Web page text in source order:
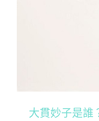
大貫妙子是誰